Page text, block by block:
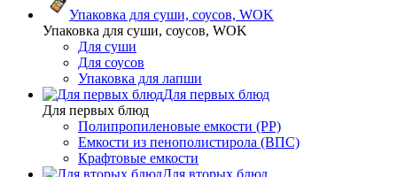
Упаковка для суши, соусов, WOK
Упаковка для суши, соусов, WOK
Для суши
Для соусов
Упаковка для лапши
Для первых блюд
Для первых блюд
Полипропиленовые емкости (PP)
Емкости из пенополистирола (ВПС)
Крафтовые емкости
Для вторых блюд